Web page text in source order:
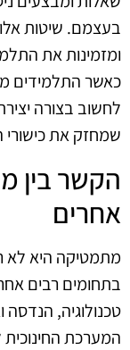
בעצמם. שיטות
ומזמינות את
כאשר התלמידים
לחשוב בצורה
שמחזק את
הקשר בין
אחרים
מתמטיקה היא לא
בתחומים רבים
טכנולוגיה,
המערכת